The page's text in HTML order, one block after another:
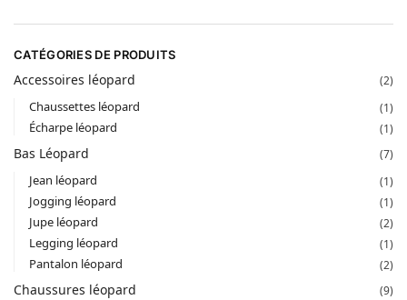
CATÉGORIES DE PRODUITS
Accessoires léopard (2)
Chaussettes léopard (1)
Écharpe léopard (1)
Bas Léopard (7)
Jean léopard (1)
Jogging léopard (1)
Jupe léopard (2)
Legging léopard (1)
Pantalon léopard (2)
Chaussures léopard (9)